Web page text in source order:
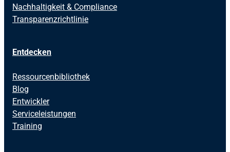
Nachhaltigkeit & Compliance
Transparenzrichtlinie
Entdecken
Ressourcenbibliothek
Blog
Entwickler
Serviceleistungen
Training